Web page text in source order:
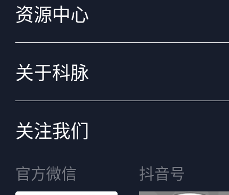
资源中心
关于科脉
关注我们
官方微信 抖音号